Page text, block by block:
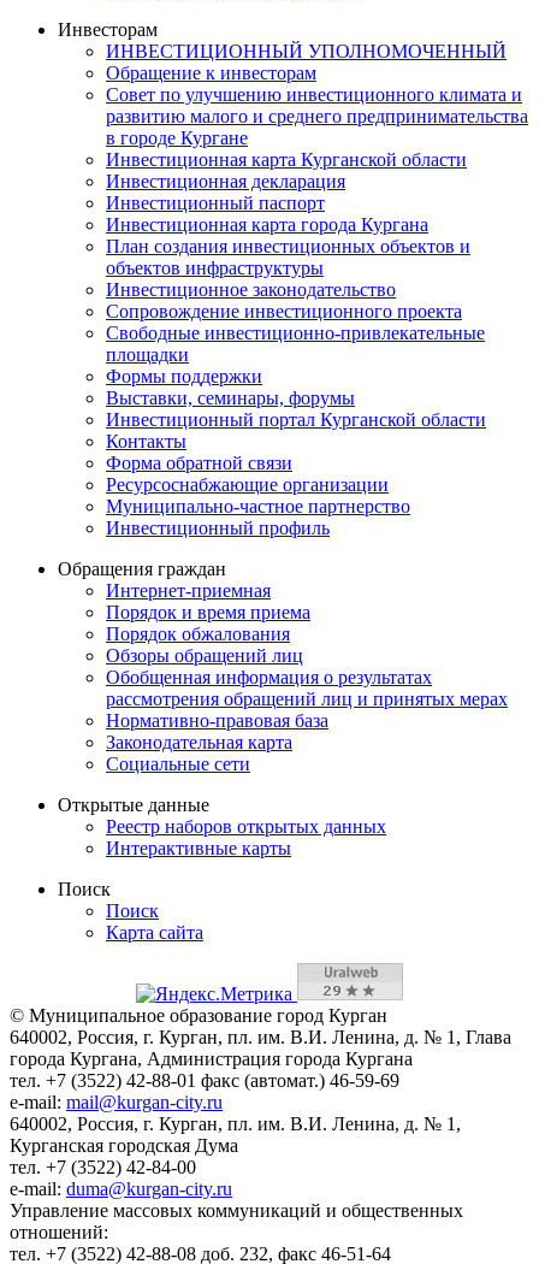
Инвесторам
ИНВЕСТИЦИОННЫЙ УПОЛНОМОЧЕННЫЙ
Обращение к инвесторам
Совет по улучшению инвестиционного климата и
развитию малого и среднего предпринимательства
в городе Кургане
Инвестиционная карта Курганской области
Инвестиционная декларация
Инвестиционный паспорт
Инвестиционная карта города Кургана
План создания инвестиционных объектов и
объектов инфраструктуры
Инвестиционное законодательство
Сопровождение инвестиционного проекта
Свободные инвестиционно-привлекательные
площадки
Формы поддержки
Выставки, семинары, форумы
Инвестиционный портал Курганской области
Контакты
Форма обратной связи
Ресурсоснабжающие организации
Муниципально-частное партнерство
Инвестиционный профиль
Обращения граждан
Интернет-приемная
Порядок и время приема
Порядок обжалования
Обзоры обращений лиц
Обобщенная информация о результатах
рассмотрения обращений лиц и принятых мерах
Нормативно-правовая база
Законодательная карта
Социальные сети
Открытые данные
Реестр наборов открытых данных
Интерактивные карты
Поиск
Поиск
Карта сайта
© Муниципальное образование город Курган
640002, Россия, г. Курган, пл. им. В.И. Ленина, д. № 1, Глава
города Кургана, Администрация города Кургана
тел. +7 (3522) 42-88-01 факс (автомат.) 46-59-69
e-mail: mail@kurgan-city.ru
640002, Россия, г. Курган, пл. им. В.И. Ленина, д. № 1,
Курганская городская Дума
тел. +7 (3522) 42-84-00
e-mail: duma@kurgan-city.ru
Управление массовых коммуникаций и общественных
отношений:
тел. +7 (3522) 42-88-08 доб. 232, факс 46-51-64